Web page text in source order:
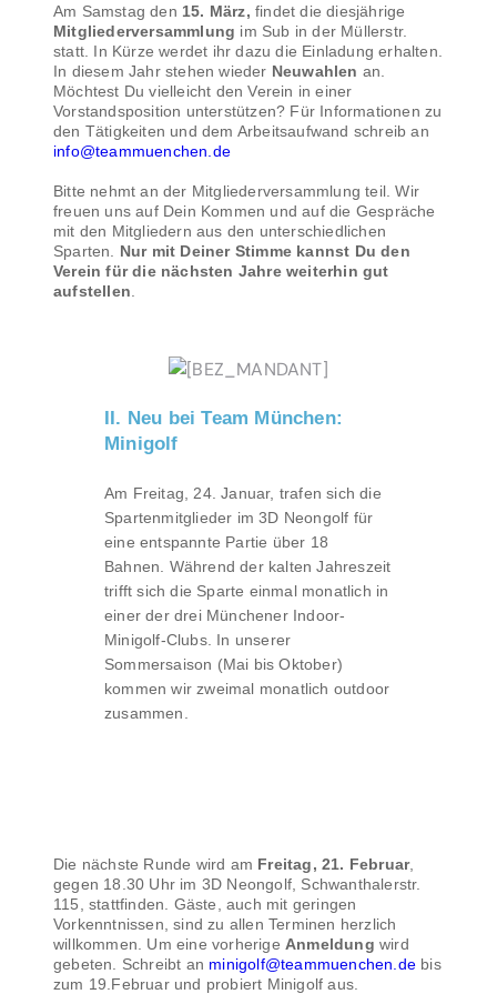
Am Samstag den 15. März, findet die diesjährige
Mitgliederversammlung im Sub in der Müllerstr.
statt. In Kürze werdet ihr dazu die Einladung erhalten.
In diesem Jahr stehen wieder Neuwahlen an.
Möchtest Du vielleicht den Verein in einer
Vorstandsposition unterstützen? Für Informationen zu
den Tätigkeiten und dem Arbeitsaufwand schreib an
info@teammuenchen.de
Bitte nehmt an der Mitgliederversammlung teil. Wir
freuen uns auf Dein Kommen und auf die Gespräche
mit den Mitgliedern aus den unterschiedlichen
Sparten.
Nur mit Deiner Stimme kannst Du den
Verein für die nächsten Jahre weiterhin gut
aufstellen
II. Neu bei Team München:
Minigolf
Am Freitag, 24. Januar, trafen sich die
Spartenmitglieder im 3D Neongolf für
eine entspannte Partie über 18
Bahnen. Während der kalten Jahreszeit
trifft sich die Sparte einmal monatlich in
einer der drei Münchener Indoor-
Minigolf-Clubs. In unserer
Sommersaison (Mai bis Oktober)
kommen wir zweimal monatlich outdoor
zusammen.
Die nächste Runde wird am Freitag, 21. Februar,
gegen 18.30 Uhr im 3D Neongolf, Schwanthalerstr.
115, stattfinden. Gäste, auch mit geringen
Vorkenntnissen, sind zu allen Terminen herzlich
willkommen. Um eine vorherige Anmeldung wird
gebeten. Schreibt an minigolf@teammuenchen.de bis
zum 19.Februar und probiert Minigolf aus.